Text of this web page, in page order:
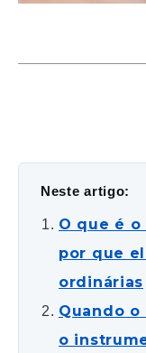
Neste artigo:
O que é
por que
ordinárias
Quando o
o